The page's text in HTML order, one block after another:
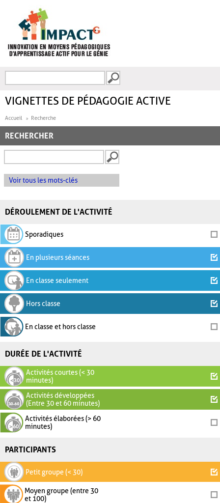
FORMULAIRE DE
VIGNETTES DE PÉDAGOGIE ACTIVE
Accueil Recherche
RECHERCHER
Voir tous les mots-clés
DÉROULEMENT DE L'ACTIVITÉ
Sporadiques
En plusieurs séances
En classe seulement
Hors classe
En classe et hors classe
DURÉE DE L'ACTIVITÉ
Activités courtes (< 30
minutes)
Activités développées
(Entre 30 et 60 minutes)
Activités élaborées (> 60
minutes)
PARTICIPANTS
Petit groupe (< 30)
Moyen groupe (entre 30
et 100)